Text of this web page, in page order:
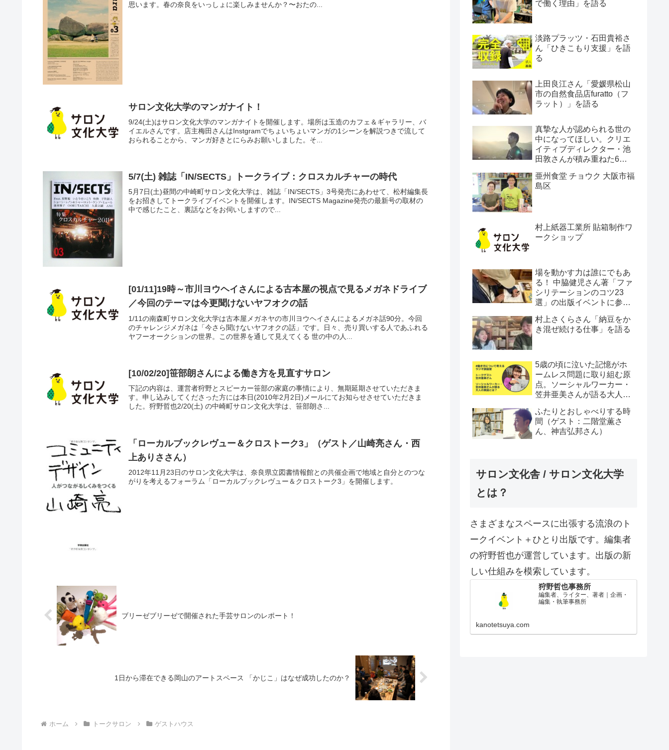
思います。春の奈良をいっしょに楽しみませんか？〜おたの...
サロン文化大学のマンガナイト！
9/24(土)はサロン文化大学のマンガナイトを開催します。場所は玉造のカフェ＆ギャラリー、バ
イエルさんです。店主梅田さんはInstgramでちょいちょいマンガの1シーンを解説つきで流して
おられることから、マンガ好きとにらみお願いしました。そ...
5/7(土) 雑誌「IN/SECTS」トークライブ：クロスカルチャーの時代
5月7日(土)昼間の中崎町サロン文化大学は、雑誌「IN/SECTS」3号発売にあわせて、松村編集長
をお招きしてトークライブイベントを開催します。IN/SECTS Magazine発売の最新号の取材の
中で感じたこと、裏話などをお伺いしますので...
[01/11]19時～市川ヨウヘイさんによる古本屋の視点で見るメガネドライブ
／今回のテーマは今更聞けないヤフオクの話
1/11の南森町サロン文化大学は古本屋メガネヤの市川ヨウヘイさんによるメガネ話90分。今回
のチャレンジメガネは「今さら聞けないヤフオクの話」です。日々、売り買いする人であふれる
ヤフーオークションの世界。この世界を通して見えてくる 世の中の人...
[10/02/20]笹部朗さんによる働き方を見直すサロン
下記の内容は、運営者狩野とスピーカー笹部の家庭の事情により、無期延期させていただきま
す。申し込みしてくださった方には本日(2010年2月2日)メールにてお知らせさせていただきま
した。狩野哲也2/20(土) の中崎町サロン文化大学は、笹部朗さ...
「ローカルブックレヴュー＆クロストーク3」（ゲスト／山崎亮さん・西
上ありささん）
2012年11月23日のサロン文化大学は、奈良県立図書情報館との共催企画で地域と自分とのつな
がりを考えるフォーラム「ローカルブックレヴュー＆クロストーク3」を開催します。
ブリーゼブリーゼで開催された手芸サロンのレポート！
1日から滞在できる岡山のアートスペース 「かじこ」はなぜ成功したのか？
ホーム トークサロン ゲストハウス
で働く理由」を語る
淡路プラッツ・石田貴裕さ
ん「ひきこもり支援」を語
る
上田良江さん「愛媛県松山
市の自然食品店furatto（フ
ラット）」を語る
真摯な人が認められる世の
中になってほしい。クリエ
イティブディレクター・池
田敦さんが積み重ねた6年
亜州食堂 チョウク 大阪市福
島区
村上紙器工業所 貼箱制作ワ
ークショップ
場を動かす力は誰にでもあ
る！ 中脇健児さん著「ファ
シリテーションのコツ23
選」の出版イベントに参加
村上さくらさん「納豆をか
き混ぜ続ける仕事」を語る
5歳の頃に泣いた記憶がホ
ームレス問題に取り組む原
点。ソーシャルワーカー・
笠井亜美さんが語る大人の
ふたりとおしゃべりする時
間（ゲスト：二階堂薫さ
ん、神吉弘邦さん）
サロン文化舎 / サロン文化大学
とは？
さまざまなスペースに出張する流浪のト
ークイベント＋ひとり出版です。編集者
の狩野哲也が運営しています。出版の新
しい仕組みを模索しています。
狩野哲也事務所
編集者、ライター、著者｜企画・
編集・執筆事務所
kanotetsuya.com